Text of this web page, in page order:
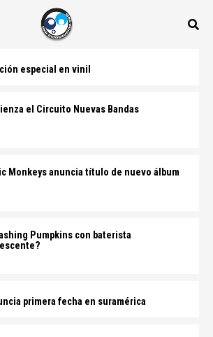
especial en vinil
el Circuito Nuevas Bandas
Monkeys anuncia título de nuevo álbum
Pumpkins con baterista
primera fecha en suramérica